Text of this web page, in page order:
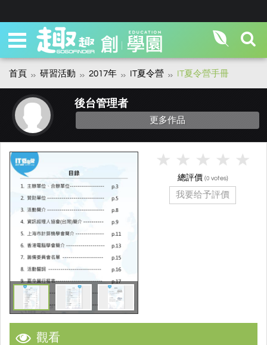
首頁 研習活動 2017年 IT夏令營 IT夏令營手冊
後台管理者
更多作品
觀看
總評價 (0 votes)
我要给予評價